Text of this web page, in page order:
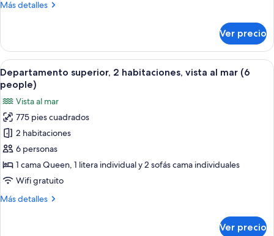
al
people)
Más detalles
Más
superior,
habitaciones,
vista
al
mar
(5
people)
Ver precio
Abrir
todas
las
fotos
de
Departamento
superior,
2
habitaciones,
al
Un dormitorio con cama, una mesita
12
Departamento superior, 2 habitaciones, vista al mar (6
people)
Vista al mar
775 pies cuadrados
2 habitaciones
6 personas
1 cama Queen, 1 litera individual y 2 sofás cama individuales
Wifi gratuito
Más detalles
Más
Ver precio